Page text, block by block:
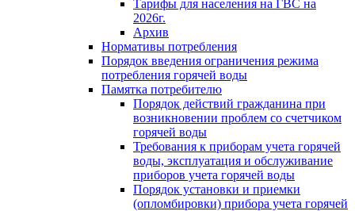
Тарифы для населения на ГВС на
2026г.
Архив
Нормативы потребления
Порядок введения ограничения режима
потребления горячей воды
Памятка потребителю
Порядок действий гражданина при
возникновении проблем со счетчиком
горячей воды
Требования к приборам учета горячей
воды, эксплуатация и обслуживание
приборов учета горячей воды
Порядок установки и приемки
(опломбировки) прибора учета горячей